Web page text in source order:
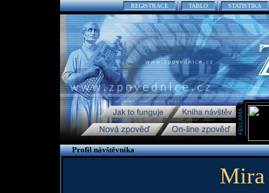
REGISTRACE TABLO STATISTIKA
Profil návštěvníka
Mira